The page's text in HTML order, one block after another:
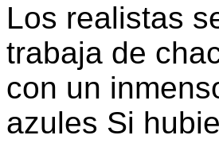
Los realistas
trabaja de
con un
azules Si